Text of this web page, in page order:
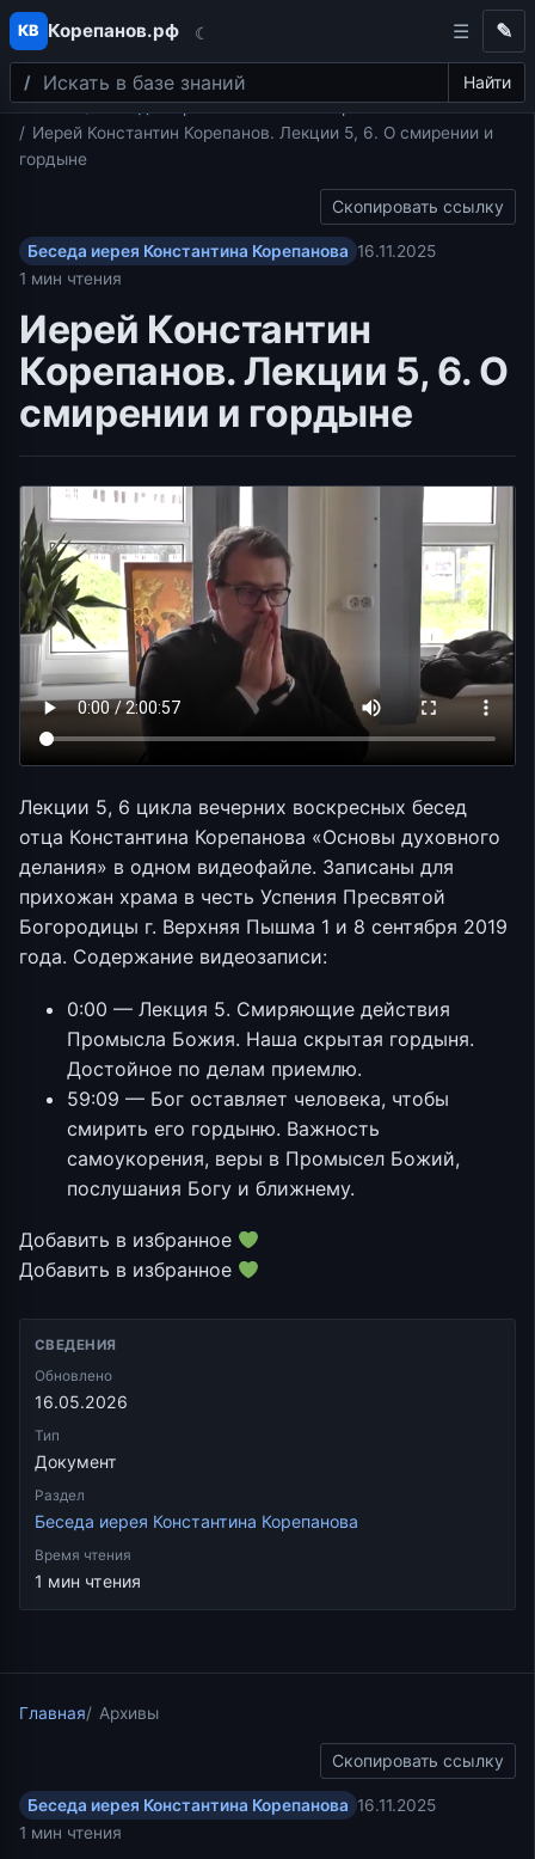
Перейти к содержимому
КВ Корепанов.рф ☾
Поиск Найти
✎
Главная
Беседа иерея Константина Корепанова
Иерей Константин Корепанов. Лекции 5, 6. О смирении и
гордыне
Скопировать ссылку
Беседа иерея Константина Корепанова 16.11.2025
1 мин чтения
Иерей Константин
Корепанов. Лекции 5, 6. О
смирении и гордыне
Лекции 5, 6 цикла вечерних воскресных бесед
отца Константина Корепанова «Основы духовного
делания» в одном видеофайле. Записаны для
прихожан храма в честь Успения Пресвятой
Богородицы г. Верхняя Пышма 1 и 8 сентября 2019
года. Содержание видеозаписи:
0:00 — Лекция 5. Смиряющие действия
Промысла Божия. Наша скрытая гордыня.
Достойное по делам приемлю.
59:09 — Бог оставляет человека, чтобы
смирить его гордыню. Важность
самоукорения, веры в Промысел Божий,
послушания Богу и ближнему.
Добавить в избранное
Добавить в избранное
СВЕДЕНИЯ
Обновлено
16.05.2026
Тип
Документ
Раздел
Беседа иерея Константина Корепанова
Время чтения
1 мин чтения
Главная Архивы
Скопировать ссылку
Беседа иерея Константина Корепанова 16.11.2025
1 мин чтения